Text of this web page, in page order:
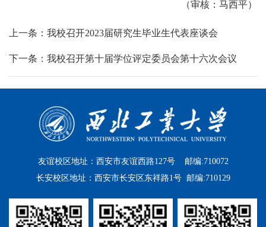
（审核：马西平）
上一条：我校召开2023届研究生毕业生代表座谈会
下一条：我校召开第十届学位评定委员会第十六次会议
友谊校区地址：西安市友谊西路127号 邮编:710072
长安校区地址：西安市长安区东祥路1号 邮编:710129